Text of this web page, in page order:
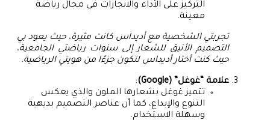
التركيز على الأداء والانجازات في مجال رياضة
معينة.
تجربتي الشخصية مع أديداس كانت مثيرة، حيث يعود بي
التصميم الأنيق للشعار إلى سنوات رياضتي الجامعية،
حيث كنت أختار أديداس لتكون جزءًا من هويتي الرياضية.
علامة “غوغل” (Google)
:
تتميز غوغل بشعارها الملون والذي يعكس
التنوع والإبداع، كما أن عناصر التصميم بديهية
وسهلة الاستخدام.